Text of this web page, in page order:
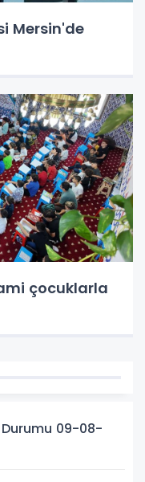
Mersin'de
çocuklarla
09-08-